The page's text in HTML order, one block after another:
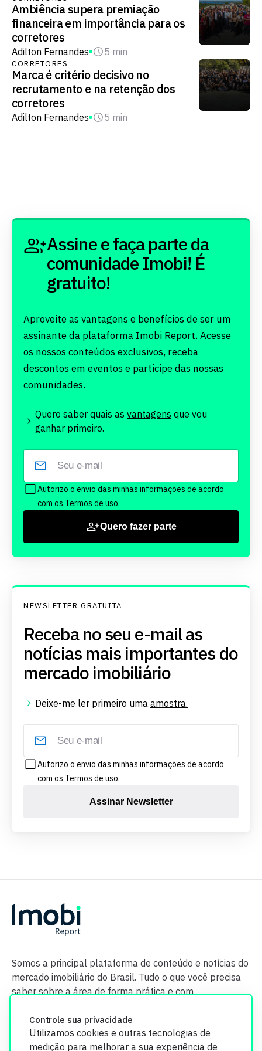
Ambiência supera premiação
financeira em importância para os
corretores
Adilton Fernandes 5 min
CORRETORES
Marca é critério decisivo no
recrutamento e na retenção dos
corretores
Adilton Fernandes 5 min
Controle sua privacidade
Utilizamos cookies e outras tecnologias de
medição para melhorar a sua experiência de
Assine e faça parte da
comunidade Imobi! É
gratuito!
Aproveite as vantagens e benefícios de ser um
assinante da plataforma Imobi Report. Acesse
os nossos conteúdos exclusivos, receba
descontos em eventos e participe das nossas
comunidades.
Quero saber quais as vantagens que vou
ganhar primeiro.
Autorizo o envio das minhas informações de acordo
com os Termos de uso.
Quero fazer parte
NEWSLETTER GRATUITA
Receba no seu e-mail as
notícias mais importantes do
mercado imobiliário
Deixe-me ler primeiro uma amostra.
Autorizo o envio das minhas informações de acordo
com os Termos de uso.
Assinar Newsletter
Somos a principal plataforma de conteúdo e notícias do
mercado imobiliário do Brasil. Tudo o que você precisa
saber sobre a área de forma prática e com